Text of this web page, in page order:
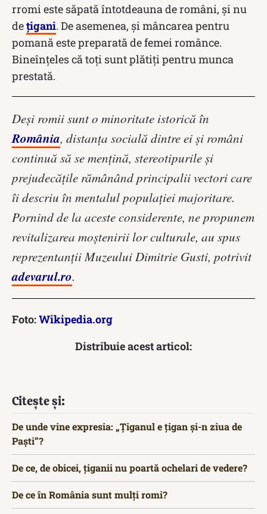
rromi este săpată întotdeauna de români, și nu
dețigani. De asemenea, și mâncarea pentru
pomană este preparată de femei românce.
Bineînțeles că toți sunt plătiți pentru munca
prestată.
Deși romii sunt o minoritate istorică în
România, distanța socială dintre ei și români
continuă să se mențină, stereotipurile și
prejudecățile rămânând principalii vectori care
îi descriu în mentalul populației majoritare.
Pornind de la aceste considerente, ne propunem
revitalizarea moștenirii lor culturale, au spus
reprezentanții Muzeului Dimitrie Gusti, potrivit
adevarul.ro.
Foto:Wikipedia.org
Distribuie acest articol:
Citește și:
De unde vine expresia: „Țiganul e țigan și-n ziua de
Paști”?
De ce, de obicei, țiganii nu poartă ochelari de vedere?
De ce în România sunt mulți romi?